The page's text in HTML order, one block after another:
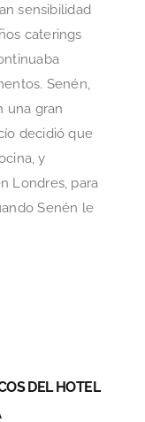
sensibilidad
caterings
Senén,
una gran
decidió que
y
Londres, para
Senén le
DEL HOTEL